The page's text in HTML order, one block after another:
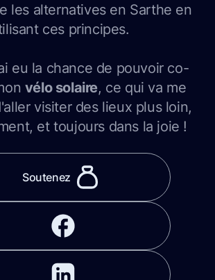
les alternatives en Sarthe en
ces principes.
eu la chance de pouvoir co-
vélo solaire, ce qui va me
visiter des lieux plus loin,
et toujours dans la joie !
Soutenez